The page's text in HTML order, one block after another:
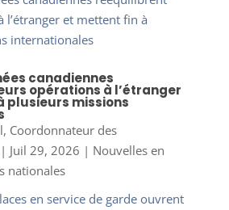
canadiennes
opérations à l’étranger
plusieurs missions
Coordonnateur des
Juil 29, 2026 | Nouvelles en
nationales